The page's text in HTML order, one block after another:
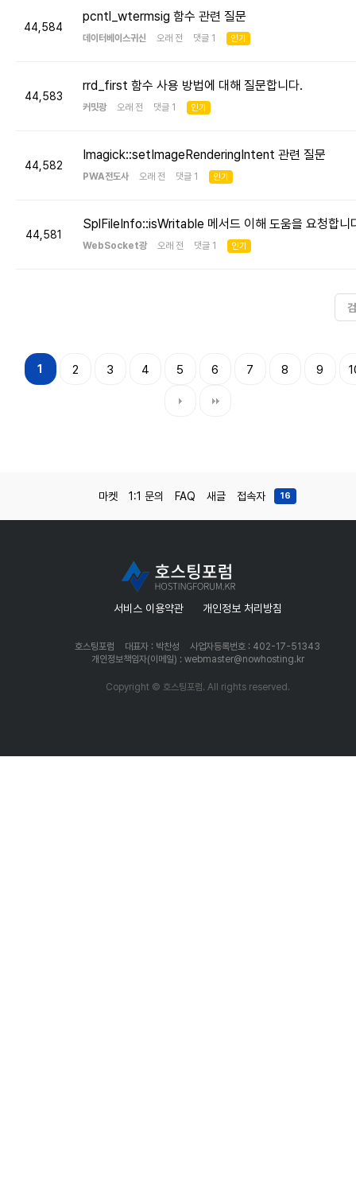
44,584
pcntl_wtermsig 함수 관련 질문
데이터베이스귀신 오래 전 댓글 1 인기
44,583
rrd_first 함수 사용 방법에 대해 질문합니다.
커밋광 오래 전 댓글 1 인기
44,582
Imagick::setImageRenderingIntent 관련 질문
PWA전도사 오래 전 댓글 1 인기
44,581
SplFileInfo::isWritable 메서드 이해 도움을 요청합니
WebSocket광 오래 전 댓글 1 인기
1 2 3 4 5 6 7 8 9
마켓 1:1 문의 FAQ 새글 접속자 16
서비스 이용약관 개인정보 처리방침
호스팅포럼 대표자 : 박찬성
사업자등록번호 : 402-17-51343
개인정보책임자(이메일) : webmaster@nowhosting.kr
Copyright © 호스팅포럼. All rights reserved.